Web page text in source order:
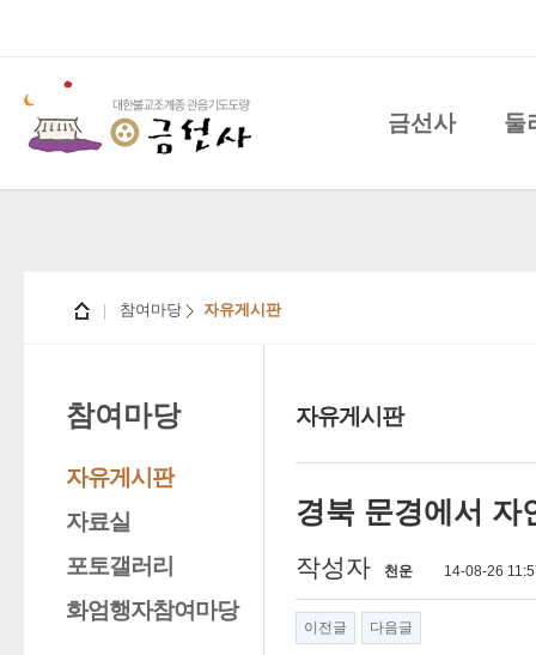
금선사 둘
참여마당 자유게시판
참여마당
자유게시판
자료실
포토갤러리
화엄행자참여마당
자유게시판
경북 문경에서 자
작성자 천운 14-08-26
이전글 다음글